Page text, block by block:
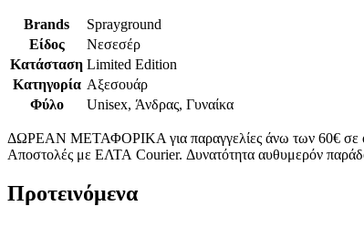
Brands
Sprayground
Είδος
Νεσεσέρ
Κατάσταση Limited Edition
Κατηγορία Αξεσουάρ
Φύλο
Unisex, Άνδρας, Γυναίκα
ΔΩΡΕΑΝ ΜΕΤΑΦΟΡΙΚΑ για παραγγελίες άνω των 60€ σε
Αποστολές με ΕΛΤΑ Courier. Δυνατότητα αυθυμερόν
Προτεινόμενα